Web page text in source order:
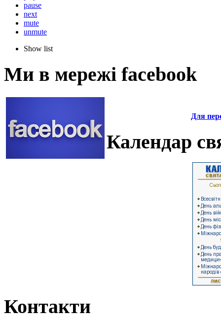
pause
next
mute
unmute
Show list
Ми в мережі facebook
Для
Календар
Контакти